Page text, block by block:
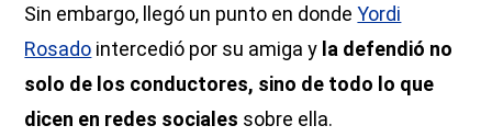
Sin embargo, llegó un punto en dondeYordi
Rosado intercedió por su amiga y la defendió no
solo de los conductores, sino de todo lo que
dicen en redes sociales sobre ella.